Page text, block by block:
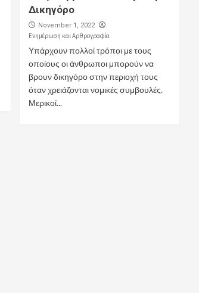
Δικηγόρο
November 1, 2022
Ενημέρωση και Αρθρογραφία
Υπάρχουν πολλοί τρόποι με τους
οποίους οι άνθρωποι μπορούν να
βρουν δικηγόρο στην περιοχή τους
όταν χρειάζονται νομικές συμβουλές.
Μερικοί...